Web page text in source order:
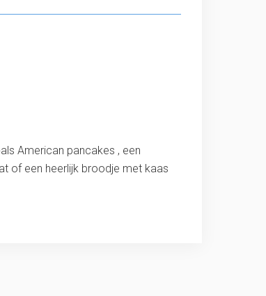
American pancakes , een
of een heerlijk broodje met kaas